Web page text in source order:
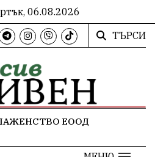
06.08.2026
ТЪРСИ
ЕООД